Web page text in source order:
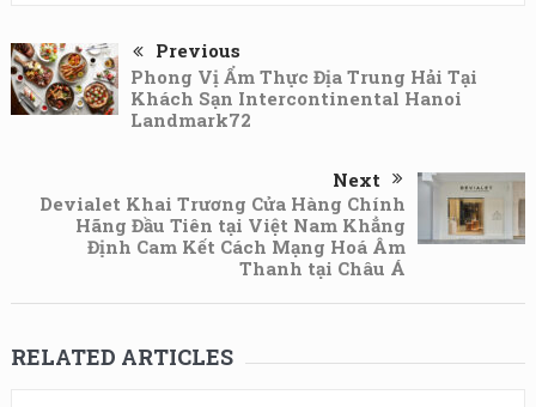
Previous
Phong Vị Ẩm Thực Địa Trung Hải Tại
Khách Sạn Intercontinental Hanoi
Landmark72
Next
Devialet Khai Trương Cửa Hàng Chính
Hãng Đầu Tiên tại Việt Nam Khẳng
Định Cam Kết Cách Mạng Hoá Âm
Thanh tại Châu Á
RELATED ARTICLES